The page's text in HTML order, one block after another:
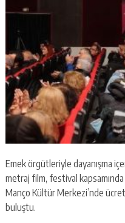
Emek örgütleriyle dayanışma
metraj film, festival
Manço Kültür Merkezi’nde
buluştu.